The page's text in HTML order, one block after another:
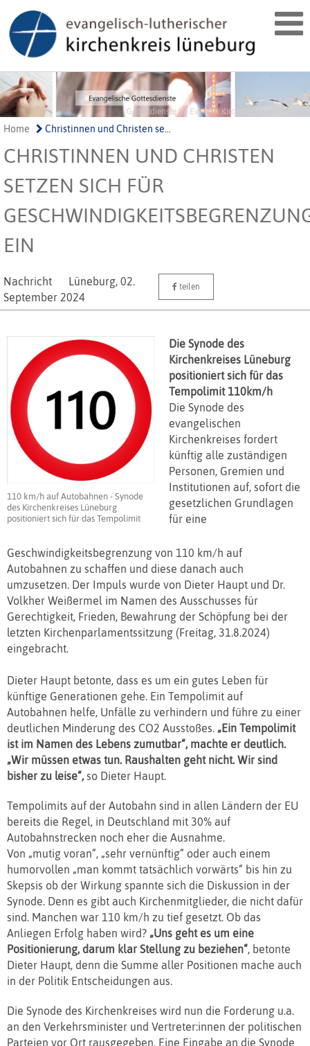
Gottesdienste im Ev.-luth. Kirchenkreis Lüneburg
Home Christinnen und Christen se...
CHRISTINNEN UND CHRISTEN
SETZEN SICH FÜR
EIN
Nachricht Lüneburg, 02.
September 2024
teilen
110 km/h auf Autobahnen - Synode
des Kirchenkreises Lüneburg
positioniert sich für das Tempolimit
Die Synode des
Kirchenkreises Lüneburg
positioniert sich für das
Tempolimit 110km/h
Die Synode des
evangelischen
Kirchenkreises fordert
künftig alle zuständigen
Personen, Gremien und
Institutionen auf, sofort die
gesetzlichen Grundlagen
für eine
Geschwindigkeitsbegrenzung von 110 km/h auf
Autobahnen zu schaffen und diese danach auch
umzusetzen. Der Impuls wurde von Dieter Haupt und Dr.
Volkher Weißermel im Namen des Ausschusses für
Gerechtigkeit, Frieden, Bewahrung der Schöpfung bei der
letzten Kirchenparlamentssitzung (Freitag, 31.8.2024)
eingebracht.
Dieter Haupt betonte, dass es um ein gutes Leben für
künftige Generationen gehe. Ein Tempolimit auf
Autobahnen helfe, Unfälle zu verhindern und führe zu einer
deutlichen Minderung des CO2 Ausstoßes. „Ein Tempolimit
ist im Namen des Lebens zumutbar“, machte er deutlich.
„Wir müssen etwas tun. Raushalten geht nicht. Wir sind
bisher zu leise“, so Dieter Haupt.
Tempolimits auf der Autobahn sind in allen Ländern der EU
bereits die Regel, in Deutschland mit 30% auf
Autobahnstrecken noch eher die Ausnahme.
Von „mutig voran“, „sehr vernünftig“ oder auch einem
humorvollen „man kommt tatsächlich vorwärts“ bis hin zu
Skepsis ob der Wirkung spannte sich die Diskussion in der
Synode. Denn es gibt auch Kirchenmitglieder, die nicht dafür
sind. Manchen war 110 km/h zu tief gesetzt. Ob das
Anliegen Erfolg haben wird? „Uns geht es um eine
Positionierung, darum klar Stellung zu beziehen“, betonte
Dieter Haupt, denn die Summe aller Positionen mache auch
in der Politik Entscheidungen aus.
Die Synode des Kirchenkreises wird nun die Forderung u.a.
an den Verkehrsminister und Vertreter:innen der politischen
Parteien vor Ort rausgegeben. Eine Eingabe an die Synode